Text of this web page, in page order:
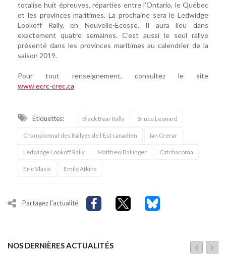
totalise huit épreuves, réparties entre l’Ontario, le Québec
et les provinces maritimes. La prochaine sera le Ledwidge
Lookoff Rally, en Nouvelle-Écosse. Il aura lieu dans
exactement quatre semaines. C’est aussi le seul rallye
présenté dans les provinces maritimes au calendrier de la
saison 2019.
Pour tout renseignement, consultez le site
www.ecrc-crec.ca
Étiquettes: Black Bear Rally Bruce Leonard
Championnat des Rallyes de l'Est canadien Ian Crerar
Ledwidge Lookoff Rally Matthew Ballinger Catchacoma
Eric Vlasic Emily Atkins
Partagez l'actualité
NOS DERNIÈRES ACTUALITÉS